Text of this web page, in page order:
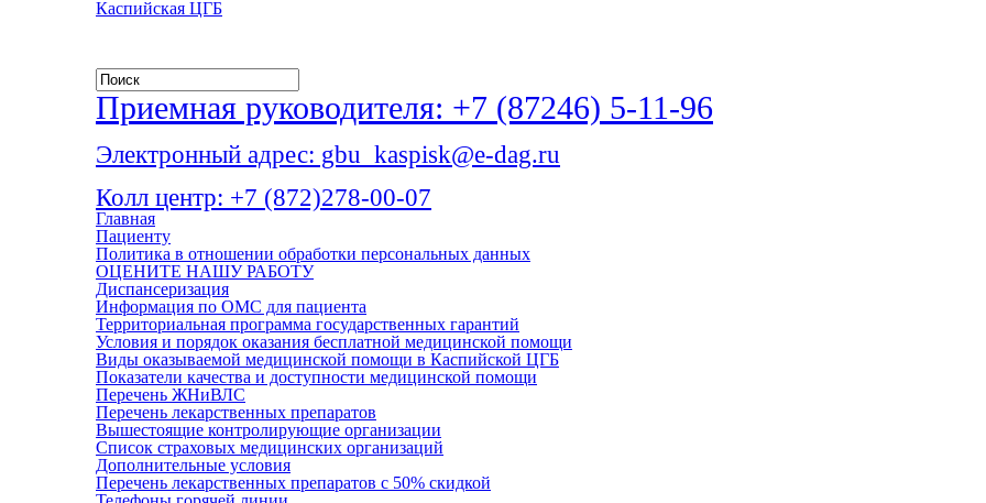
Каспийская ЦГБ
Приемная руководителя: +7 (87246) 5-11-96
Электронный адрес: gbu_kaspisk@e-dag.ru
Колл центр: +7 (872)278-00-07
Главная
Пациенту
Политика в отношении обработки персональных данных
ОЦЕНИТЕ НАШУ РАБОТУ
Диспансеризация
Информация по ОМС для пациента
Территориальная программа государственных гарантий
Условия и порядок оказания бесплатной медицинской помощи
Виды оказываемой медицинской помощи в Каспийской ЦГБ
Показатели качества и доступности медицинской помощи
Перечень ЖНиВЛС
Перечень лекарственных препаратов
Вышестоящие контролирующие организации
Список страховых медицинских организаций
Дополнительные условия
Перечень лекарственных препаратов с 50% скидкой